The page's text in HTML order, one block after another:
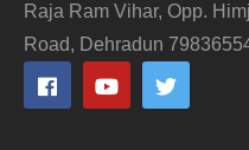
Raja Ram Vihar, Opp.
Road, Dehradun